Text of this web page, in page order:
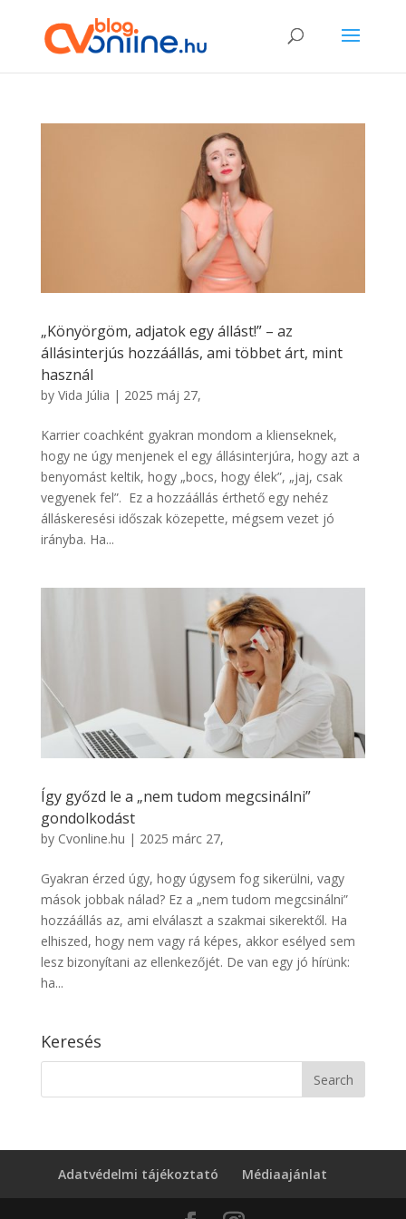
„Könyörgöm, adjatok egy állást!” – az
állásinterjús hozzáállás, ami többet árt, mint
használ
by Vida Júlia | 2025 máj 27,
Karrier coachként gyakran mondom a klienseknek,
hogy ne úgy menjenek el egy állásinterjúra, hogy azt a
benyomást keltik, hogy „bocs, hogy élek”, „jaj, csak
vegyenek fel”. Ez a hozzáállás érthető egy nehéz
álláskeresési időszak közepette, mégsem vezet jó
irányba. Ha...
Így győzd le a „nem tudom megcsinálni”
gondolkodást
by Cvonline.hu | 2025 márc 27,
Gyakran érzed úgy, hogy úgysem fog sikerülni, vagy
mások jobbak nálad? Ez a „nem tudom megcsinálni”
hozzáállás az, ami elválaszt a szakmai sikerektől. Ha
elhiszed, hogy nem vagy rá képes, akkor esélyed sem
lesz bizonyítani az ellenkezőjét. De van egy jó hírünk:
ha...
Keresés
Adatvédelmi tájékoztató Médiaajánlat